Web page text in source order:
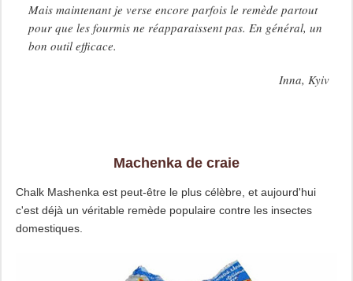
Mais maintenant je verse encore parfois le remède partout
pour que les fourmis ne réapparaissent pas. En général, un
bon outil efficace.
Inna, Kyiv
Machenka de craie
Chalk Mashenka est peut-être le plus célèbre, et aujourd'hui
c'est déjà un véritable remède populaire contre les insectes
domestiques.